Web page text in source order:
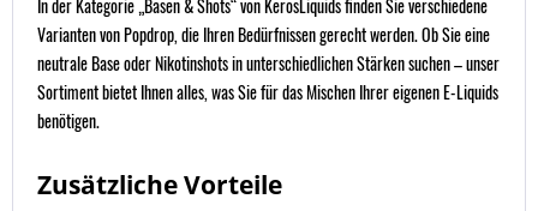
Varianten von Popdrop, die Ihren Bedürfnissen gerecht werden. Ob Sie eine
neutrale Base oder Nikotinshots in unterschiedlichen Stärken suchen – unser
Sortiment bietet Ihnen alles, was Sie für das Mischen Ihrer eigenen E-Liquids
benötigen.
Zusätzliche Vorteile